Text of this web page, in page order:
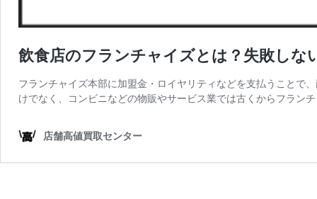
飲食店のフランチャイズとは？失敗し
フランチャイズ本部に加盟金・ロイヤリティなどを支払うことで
けでなく、コンビニなどの物販やサービス業では古くからフラン
店舗高値買取センター